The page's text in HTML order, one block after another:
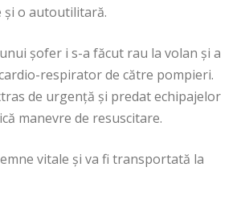
o autoutilitară.
șofer i s-a făcut rau la volan și a
respirator de către pompieri.
de urgență și predat echipajelor
manevre de resuscitare.
vitale și va fi transportată la